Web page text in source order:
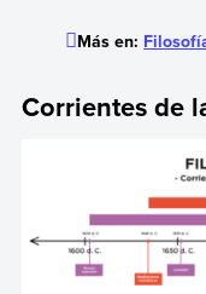
Más en:
Corrientes de